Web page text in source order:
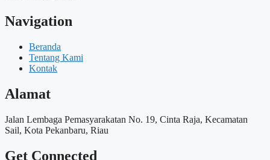
Navigation
Beranda
Tentang Kami
Kontak
Alamat
Jalan Lembaga Pemasyarakatan No. 19, Cinta Raja, Kecamatan
Sail, Kota Pekanbaru, Riau
Get Connected